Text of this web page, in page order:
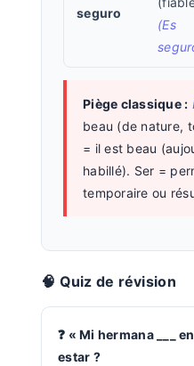
seguro
(Es
Piège classique :
beau (de nature,
= il est beau
habillé). Ser =
temporaire ou
🧠 Quiz de révision
« Mi hermana ___
estar ?